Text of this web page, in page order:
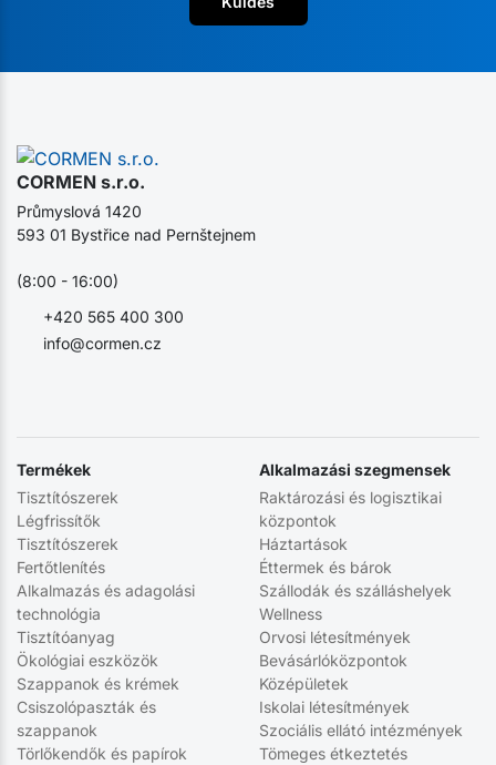
CORMEN s.r.o.
info@cormen.cz
+420 565 400 300
Průmyslová 1420
593 01 Bystřice nad Pernštejnem
(8:00 - 16:00)
Termékek
Tisztítószerek
Légfrissítők
Tisztítószerek
Fertőtlenítés
Alkalmazás és adagolási
technológia
Tisztítóanyag
Ökológiai eszközök
Szappanok és krémek
Csiszolópaszták és
szappanok
Törlőkendők és papírok
Alkalmazási szegmensek
Raktározási és logisztikai
központok
Háztartások
Éttermek és bárok
Szállodák és szálláshelyek
Wellness
Orvosi létesítmények
Bevásárlóközpontok
Középületek
Iskolai létesítmények
Szociális ellátó intézmények
Tömeges étkeztetés